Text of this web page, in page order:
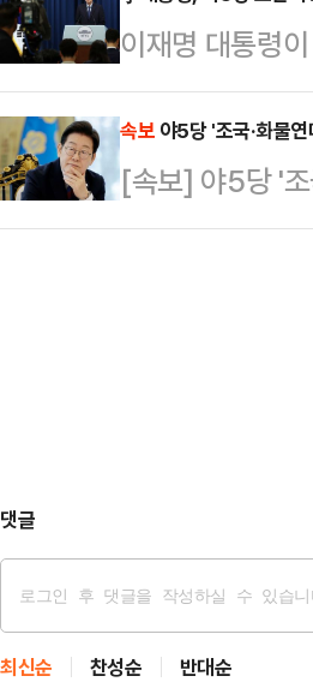
173명, 반대 3
원들은 항의의…
송언석 비대위
에서 "(민주당이
원활한 국정 운
적했다.송 비대
대표였던 이재
이재명 대통령
에서 조국 전 조
이야기를 나눴
핑을 통해 "야5
에 의해 여러 피
속보 야5당 '조국·화물
[속보] 야5당 '
댓글
최신순 찬성순 반대순